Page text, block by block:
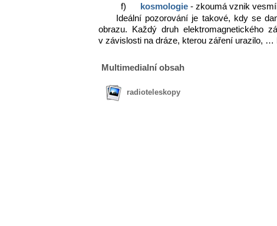
f) kosmologie - zkoumá vznik
Ideální pozorování je takové, kdy se
obrazu. Každý druh elektromagnetického
v závislosti na dráze, kterou záření urazilo,
Multimedialní obsah
radioteleskopy